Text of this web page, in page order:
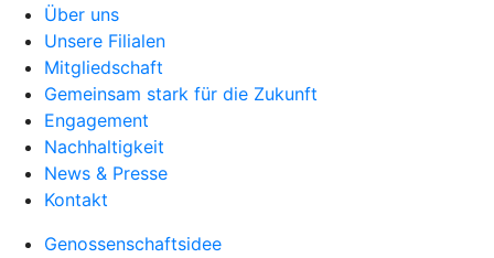
Über uns
Unsere Filialen
Mitgliedschaft
Gemeinsam stark für die Zukunft
Engagement
Nachhaltigkeit
News & Presse
Kontakt
Genossenschaftsidee